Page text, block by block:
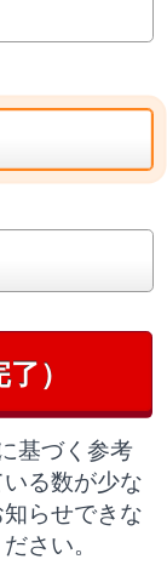
）
基づく参考
る数が少な
らせできな
さい。